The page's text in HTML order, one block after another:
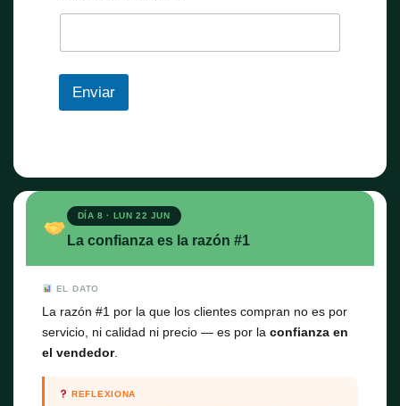
Enviar
DÍA 8 · LUN 22 JUN
La confianza es la razón #1
EL DATO
La razón #1 por la que los clientes compran no es por
servicio, ni calidad ni precio — es por laconfianza en
el vendedor.
REFLEXIONA